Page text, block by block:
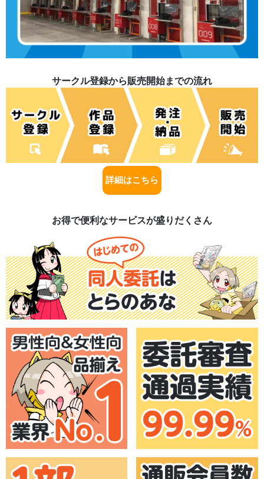
サークル登録から販売開始までの流れ
詳細はこちら
お得で便利なサービスが盛りだくさん